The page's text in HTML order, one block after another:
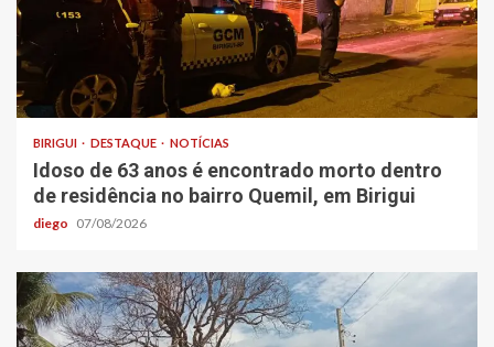
BIRIGUI DESTAQUE NOTÍCIAS
Idoso de 63 anos é encontrado morto dentro
de residência no bairro Quemil, em Birigui
diego 07/08/2026